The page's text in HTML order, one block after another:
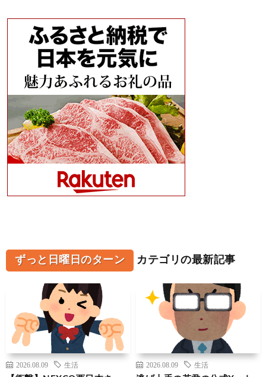
ずっと日曜日のターン カテゴリの最新記事
2026.08.09 生活 2026.08.09 生活